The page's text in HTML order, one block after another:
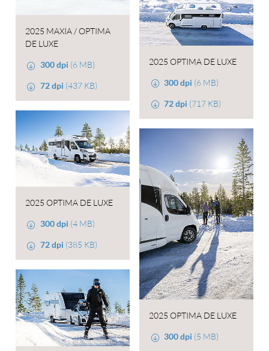
2025 MAXIA / OPTIMA
DE LUXE
300 dpi (6 MB)
72 dpi (437 KB)
2025 OPTIMA DE LUXE
300 dpi (6 MB)
72 dpi (717 KB)
2025 OPTIMA DE LUXE
300 dpi (4 MB)
72 dpi (385 KB)
2025 OPTIMA DE LUXE
300 dpi (5 MB)